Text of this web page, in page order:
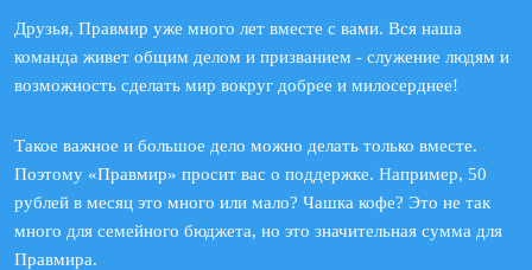
Друзья, Правмир уже много лет вместе с вами. Вся наша
команда живет общим делом и призванием - служение людям и
возможность сделать мир вокруг добрее и милосерднее!
Такое важное и большое дело можно делать только вместе.
Поэтому «Правмир» просит вас о поддержке. Например, 50
рублей в месяц это много или мало? Чашка кофе? Это не так
много для семейного бюджета, но это значительная сумма для
Правмира.